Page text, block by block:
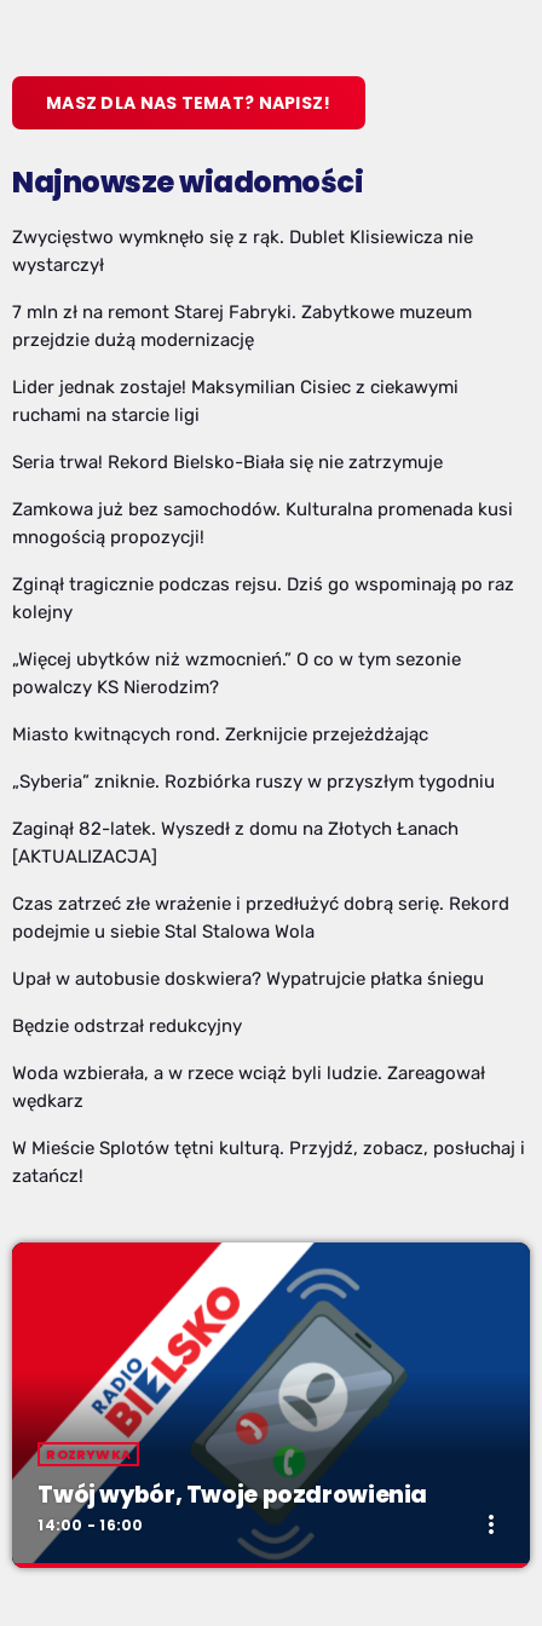
MASZ DLA NAS TEMAT? NAPISZ!
Najnowsze wiadomości
Zwycięstwo wymknęło się z rąk. Dublet Klisiewicza nie
wystarczył
7 mln zł na remont Starej Fabryki. Zabytkowe muzeum
przejdzie dużą modernizację
Lider jednak zostaje! Maksymilian Cisiec z ciekawymi
ruchami na starcie ligi
Seria trwa! Rekord Bielsko-Biała się nie zatrzymuje
Zamkowa już bez samochodów. Kulturalna promenada kusi
mnogością propozycji!
Zginął tragicznie podczas rejsu. Dziś go wspominają po raz
kolejny
„Więcej ubytków niż wzmocnień.” O co w tym sezonie
powalczy KS Nierodzim?
Miasto kwitnących rond. Zerknijcie przejeżdżając
„Syberia” zniknie. Rozbiórka ruszy w przyszłym tygodniu
Zaginął 82-latek. Wyszedł z domu na Złotych Łanach
[AKTUALIZACJA]
Czas zatrzeć złe wrażenie i przedłużyć dobrą serię. Rekord
podejmie u siebie Stal Stalowa Wola
Upał w autobusie doskwiera? Wypatrujcie płatka śniegu
Będzie odstrzał redukcyjny
Woda wzbierała, a w rzece wciąż byli ludzie. Zareagował
wędkarz
W Mieście Splotów tętni kulturą. Przyjdź, zobacz, posłuchaj i
zatańcz!
ROZRYWKA
Twój wybór, Twoje pozdrowienia
14:00 - 16:00 more_vert